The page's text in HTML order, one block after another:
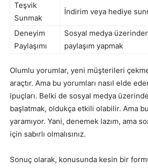
Teşvik
Sunmak
İndirim veya hediye
Deneyim
Paylaşımı
Sosyal medya
paylaşım yapmak
Olumlu yorumlar, yeni müşterileri
araçtır. Ama bu yorumları nasıl elde
ipuçları. Belki de sosyal medya
başlatmak, oldukça etkili olabilir. Ama
yaramıyor. Yani, denemek lazım, ama
için sabırlı olmalısınız.
Sonuç olarak, konusunda kesin bir